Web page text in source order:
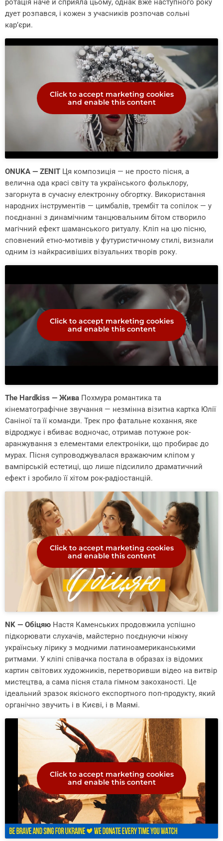
ротація наче й сприяла цьому, однак вже наступного року
дует розпався, і кожен з учасників розпочав сольні
кар’єри.
Click to accept marketing cookies
and enable this content
ONUKA — ZENIT Ця композиція — не просто пісня, а
велична ода красі світу та українського фольклору,
загорнута в сучасну електронну обгортку. Використання
народних інструментів — цимбалів, трембіт та сопілок — у
поєднанні з динамічним танцювальним бітом створило
магічний ефект шаманського ритуалу. Кліп на цю пісню,
сповнений етно-мотивів у футуристичному стилі, визнали
одним із найкрасивіших візуальних творів року.
Click to accept marketing cookies
and enable this content
The Hardkiss — Жива Похмура романтика та
кінематографічне звучання — незмінна візитна картка Юлії
Саніної та її команди. Трек про фатальне кохання, яке
відроджує і вбиває водночас, отримав потужне рок-
аранжування з елементами електроніки, що пробирає до
мурах. Пісня супроводжувалася вражаючим кліпом у
вампірській естетиці, що лише підсилило драматичний
ефект і зробило її хітом рок-радіостанцій.
Click to accept marketing cookies
and enable this content
NK — Обіцяю Настя Каменських продовжила успішно
підкорювати слухачів, майстерно поєднуючи ніжну
українську лірику з модними латиноамериканськими
ритмами. У кліпі співачка постала в образах із відомих
картин світових художників, перетворивши відео на витвір
мистецтва, а сама пісня стала гімном закоханості. Це
ідеальний зразок якісного експортного поп-продукту, який
органічно звучить і в Києві, і в Маямі.
Click to accept marketing cookies
and enable this content